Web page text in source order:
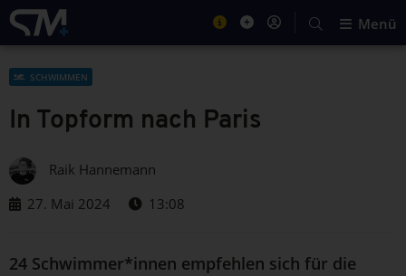
Menü
SCHWIMMEN
In Topform nach Paris
Raik Hannemann
27. Mai 2024
13:08
24 Schwimmer*innen empfehlen sich für die